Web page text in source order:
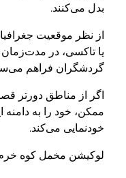
بدل می‌کنند.
از نظر موقعیت
گردشگران فراهم
اگر از مناطق دورتر
ممکن، خود را به
خودنمایی می‌کند.
لوکیشن مخمل کوه خرم